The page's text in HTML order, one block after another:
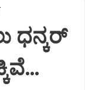
ಧನ್ಕರ್‌